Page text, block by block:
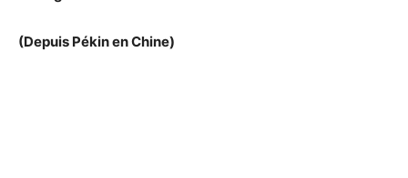
(Depuis Pékin en Chine)